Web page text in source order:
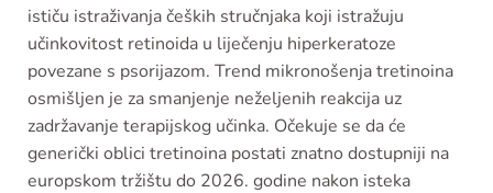
ističu istraživanja čeških stručnjaka koji istražuju
učinkovitost retinoida u liječenju hiperkeratoze
povezane s psorijazom. Trend mikronošenja tretinoina
osmišljen je za smanjenje neželjenih reakcija uz
zadržavanje terapijskog učinka. Očekuje se da će
generički oblici tretinoina postati znatno dostupniji na
europskom tržištu do 2026. godine nakon isteka